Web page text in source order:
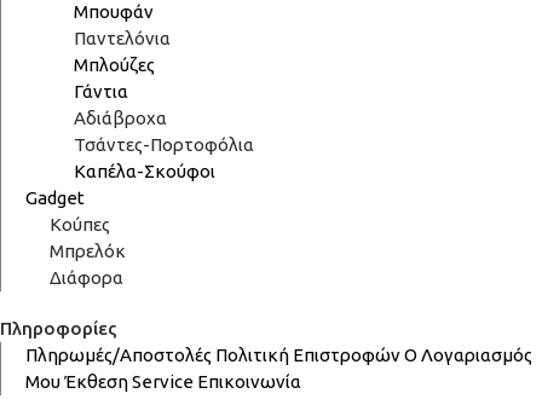
Μπουφάν
Παντελόνια
Μπλούζες
Γάντια
Αδιάβροχα
Τσάντες-Πορτοφόλια
Καπέλα-Σκούφοι
Gadget
Κούπες
Μπρελόκ
Διάφορα
Πληροφορίες
Πληρωμές/Αποστολές Πολιτική ΕπιστροφώνΟ Λογαριασμός
ΜουΈκθεσηService Επικοινωνία